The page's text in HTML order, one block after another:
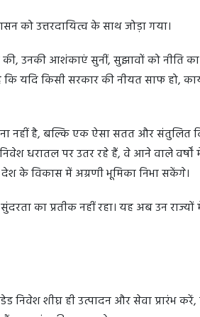
को उत्तरदायित्व के साथ जोड़ा गया।
उनकी आशंकाएं सुनीं, सुझावों को नीति का
कि यदि किसी सरकार की नीयत साफ हो,
नहीं है, बल्कि एक ऐसा सतत और संतुलित
धरातल पर उतर रहे हैं, वे आने वाले
के विकास में अग्रणी भूमिका निभा सकेंगे।
का प्रतीक नहीं रहा। यह अब उन
निवेश शीघ्र ही उत्पादन और सेवा प्रारंभ